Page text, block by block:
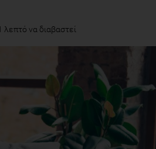
λεπτό να διαβαστεί